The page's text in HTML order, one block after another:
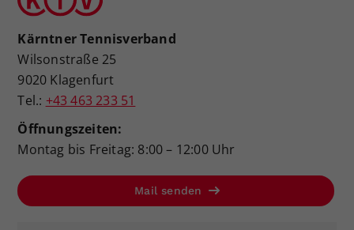
Kärntner Tennisverband
Wilsonstraße 25
9020 Klagenfurt
Tel.: +43 463 233 51
Öffnungszeiten:
Montag bis Freitag: 8:00 – 12:00 Uhr
Mail senden